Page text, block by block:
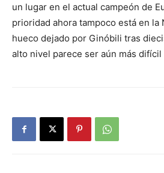
un lugar en el actual campeón de
prioridad ahora tampoco está en la
hueco dejado por Ginóbili tras
alto nivel parece ser aún más difícil